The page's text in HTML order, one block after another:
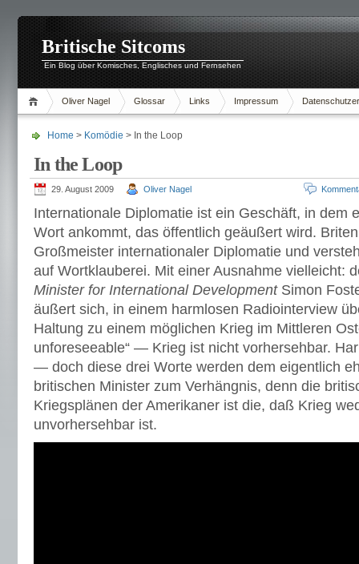
Britische Sitcoms
Ein Blog über Komisches, Englisches und Fernsehen
Oliver Nagel Glossar Links Impressum
Home > Komödie > In the Loop
In the Loop
29. August 2009 Oliver Nagel
Internationale Diplomatie ist ein Geschäft, in dem
Wort ankommt, das öffentlich geäußert wird.
Großmeister internationaler Diplomatie und
auf Wortklauberei. Mit einer Ausnahme vielleicht:
Minister for International DevelopmentSimon
äußert sich, in einem harmlosen Radiointerview
Haltung zu einem möglichen Krieg im Mittleren
unforeseeable“ — Krieg ist nicht vorhersehbar.
— doch diese drei Worte werden dem eigentlich
britischen Minister zum Verhängnis, denn die
Kriegsplänen der Amerikaner ist die, daß Krieg
unvorhersehbar ist.